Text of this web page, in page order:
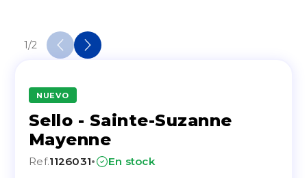
1/2
NUEVO
Sello - Sainte-Suzanne
Mayenne
Ref.1126031· En stock